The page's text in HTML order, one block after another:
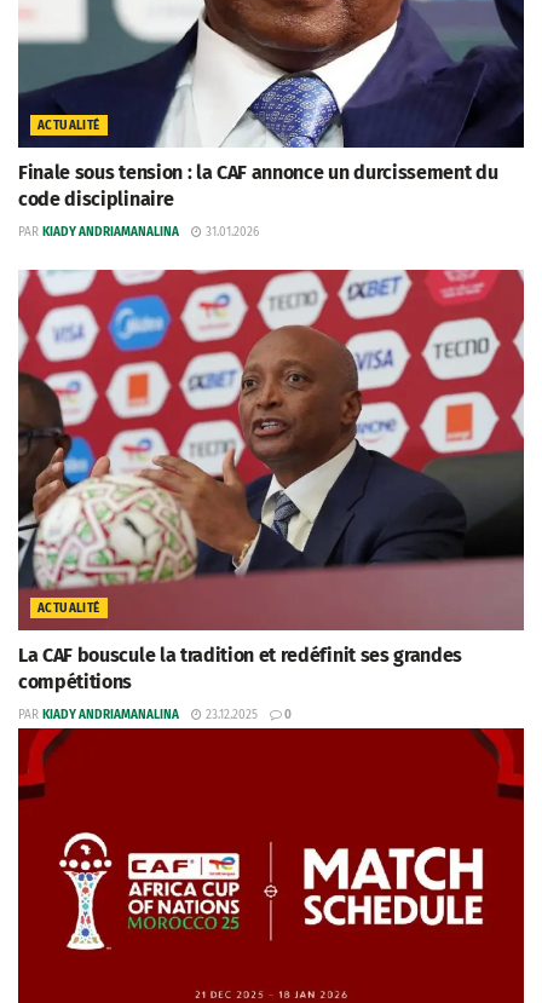
ACTUALITÉ
Finale sous tension : la CAF annonce un durcissement du
code disciplinaire
PAR KIADY ANDRIAMANALINA 31.01.2026
ACTUALITÉ
La CAF bouscule la tradition et redéfinit ses grandes
compétitions
PAR KIADY ANDRIAMANALINA 23.12.2025 0